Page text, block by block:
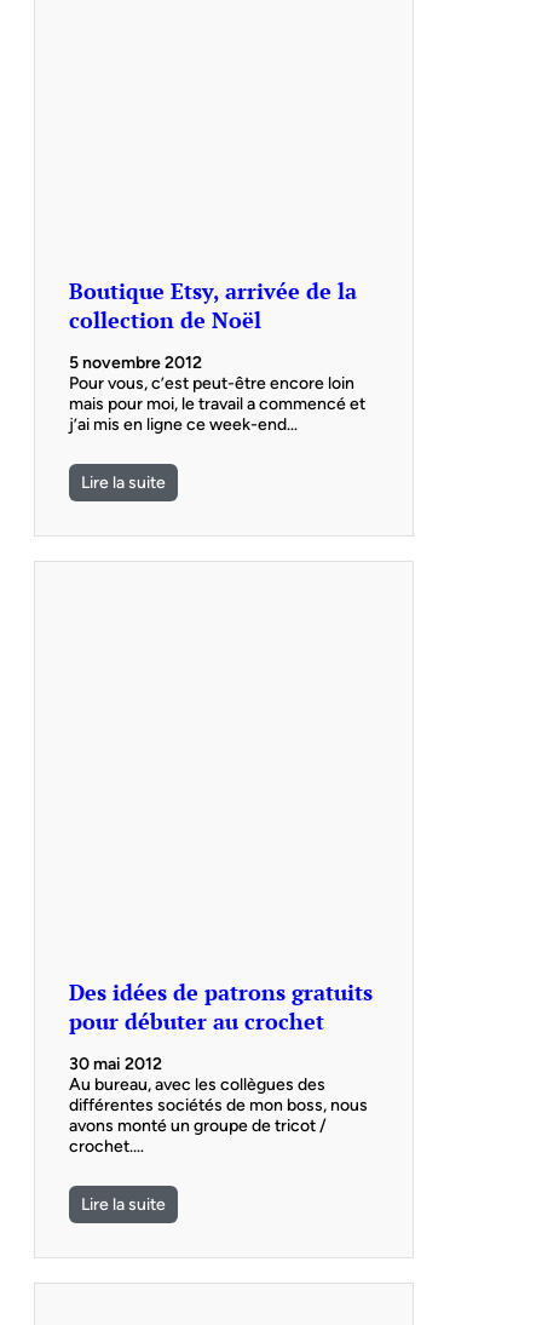
Boutique Etsy, arrivée de la
collection de Noël
5 novembre 2012
Pour vous, c’est peut-être encore loin
mais pour moi, le travail a commencé et
j’ai mis en ligne ce week-end…
Lire la suite
Des idées de patrons gratuits
pour débuter au crochet
30 mai 2012
Au bureau, avec les collègues des
différentes sociétés de mon boss, nous
avons monté un groupe de tricot /
crochet.…
Lire la suite